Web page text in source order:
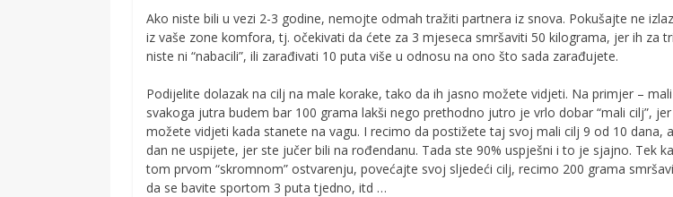
Ako niste bili u vezi 2-3 godine, nemojte odmah tražiti partnera iz snova. Pokušajte ne
iz vaše zone komfora, tj. očekivati da ćete za 3 mjeseca smršaviti 50 kilograma, jer ih za
niste ni “nabacili”, ili zarađivati 10 puta više u odnosu na ono što sada zarađujete.
Podijelite dolazak na cilj na male korake, tako da ih jasno možete vidjeti. Na primjer – mali
svakoga jutra budem bar 100 grama lakši nego prethodno jutro je vrlo dobar “mali cilj”,
možete vidjeti kada stanete na vagu. I recimo da postižete taj svoj mali cilj 9 od 10 dana,
dan ne uspijete, jer ste jučer bili na rođendanu. Tada ste 90% uspješni i to je sjajno. Tek
tom prvom “skromnom” ostvarenju, povećajte svoj sljedeći cilj, recimo 200 grama
da se bavite sportom 3 puta tjedno, itd …